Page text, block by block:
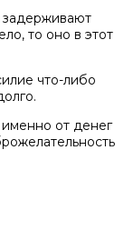
задерживают
то оно в этот
что-либо
от денег